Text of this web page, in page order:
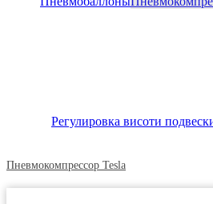
Регулировка висоти
Пневмокомпрессор Tesla